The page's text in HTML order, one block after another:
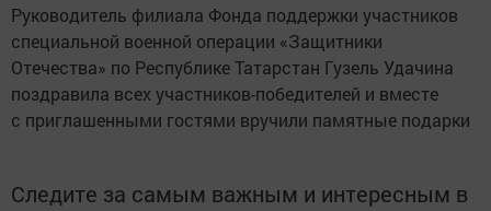
Руководитель филиала Фонда поддержки участников
специальной военной операции «Защитники
Отечества» по Республике Татарстан Гузель Удачина
поздравила всех участников-победителей и вместе
с приглашенными гостями вручили памятные подарки
Следите за самым важным и интересным в